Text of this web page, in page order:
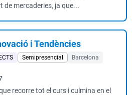
mercaderies, ja que...
i Tendències
Semipresencial
Barcelona
recorre tot el curs i culmina en el